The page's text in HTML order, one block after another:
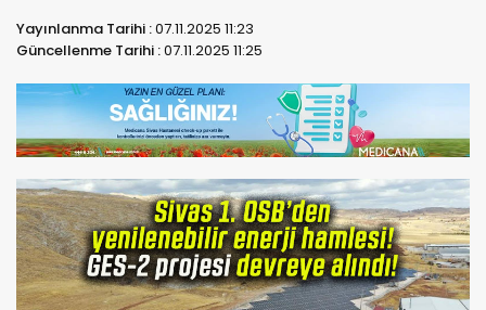
Yayınlanma Tarihi :07.11.2025 11:23
Güncellenme Tarihi :07.11.2025 11:25